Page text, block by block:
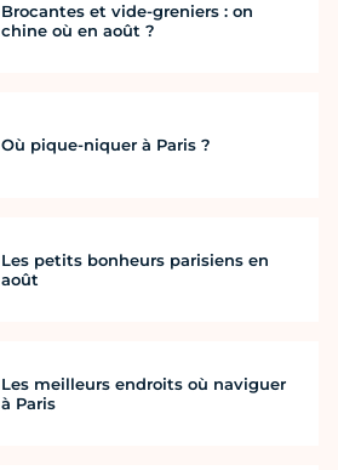
Brocantes et vide-greniers : on
chine où en août ?
Où pique-niquer à Paris ?
Les petits bonheurs parisiens en
août
Les meilleurs endroits où naviguer
à Paris